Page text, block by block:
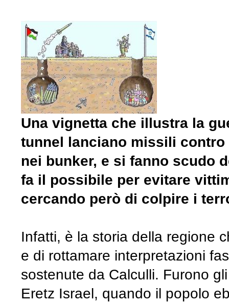
Una vignetta che illustra la
tunnel lanciano missili
nei bunker, e si fanno scudo
fa il possibile per evitare
cercando però di colpire i
Infatti, è la storia della regione
e di rottamare interpretazioni
sostenute da Calculli. Furono
Eretz Israel, quando il popolo